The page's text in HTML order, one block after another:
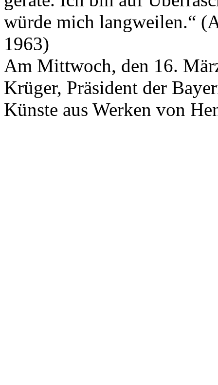
würde mich langweilen.“
1963)
Am Mittwoch, den 16.
Krüger, Präsident der
Künste aus Werken von